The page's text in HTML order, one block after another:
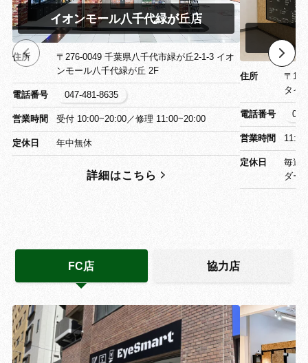
イオンモール八千代緑が丘店
住所
〒276-0049 千葉県八千代市緑が丘2-1-3 イオ
ンモール八千代緑が丘 2F
電話番号 047-481-8635
営業時間 受付 10:00~20:00／修理 11:00~20:00
定休日 年中無休
詳細はこちら
住所
〒
タイ
電話番号 03-
営業時間
定休日
毎週
ダー
FC店 協力店